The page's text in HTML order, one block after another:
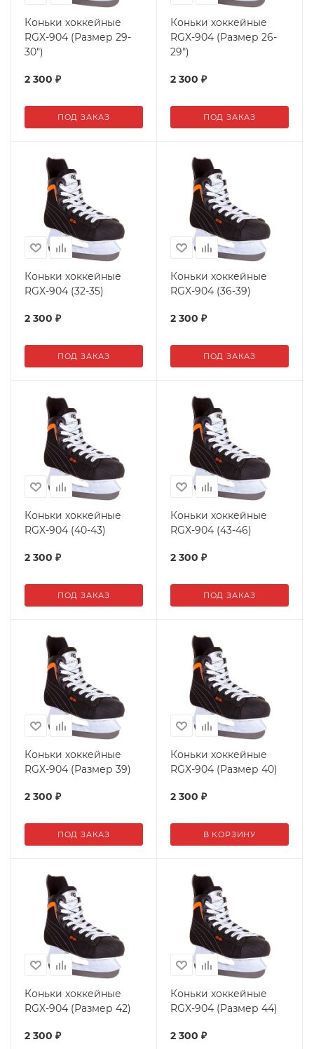
Коньки хоккейные
RGX-904 (Размер 29-
30")
2 300 ₽
ПОД ЗАКАЗ
Коньки хоккейные
RGX-904 (Размер 26-
29")
2 300 ₽
ПОД ЗАКАЗ
Коньки хоккейные
RGX-904 (32-35)
2 300 ₽
ПОД ЗАКАЗ
Коньки хоккейные
RGX-904 (36-39)
2 300 ₽
ПОД ЗАКАЗ
Коньки хоккейные
RGX-904 (40-43)
2 300 ₽
ПОД ЗАКАЗ
Коньки хоккейные
RGX-904 (43-46)
2 300 ₽
ПОД ЗАКАЗ
Коньки хоккейные
RGX-904 (Размер 39)
2 300 ₽
ПОД ЗАКАЗ
Коньки хоккейные
RGX-904 (Размер 40)
2 300 ₽
В КОРЗИНУ
Коньки хоккейные
RGX-904 (Размер 42)
2 300 ₽
Коньки хоккейные
RGX-904 (Размер 44)
2 300 ₽